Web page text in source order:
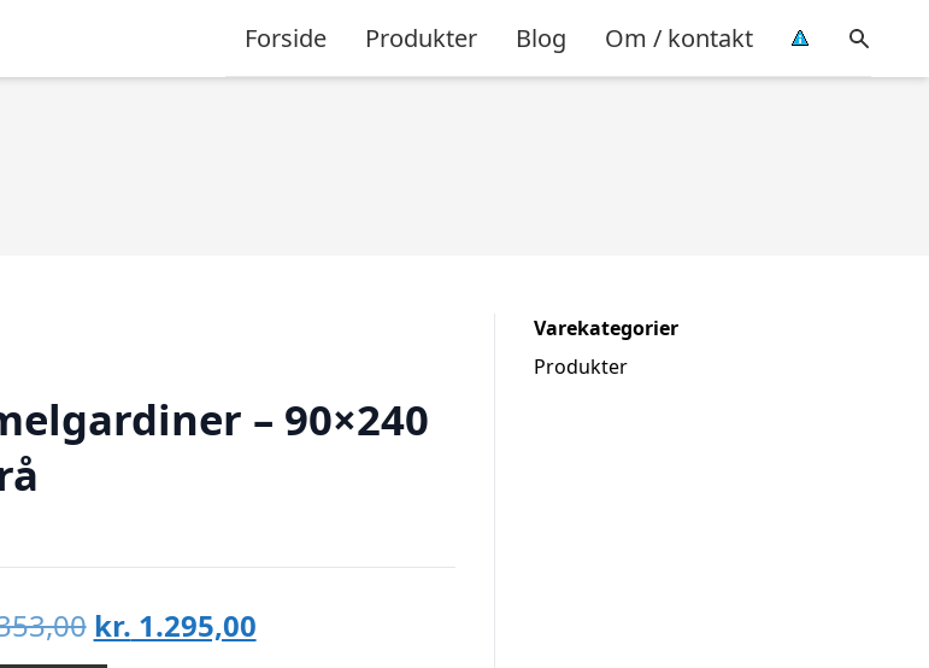
Forside Produkter Blog Om / kontakt
– 90×240
Den
kr. 1.295,00Den
Varekategorier
Produkter